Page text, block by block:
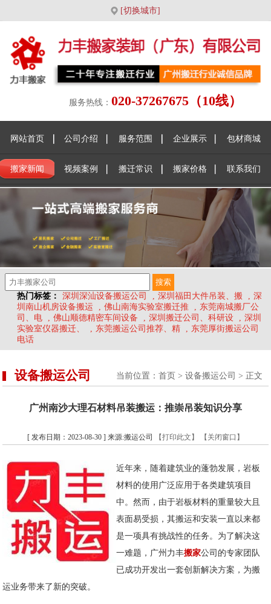
[切换城市]
服务热线： 020-37267675（10线）
网站首页 公司介绍 服务范围 企业展示 包材商城
搬家新闻 视频案例 搬迁常识 搬家价格 联系我们
热门标签： 深圳深汕设备搬运公司 , 深圳福田大件吊装、搬 , 深
圳南山机房设备搬运
, 佛山南海实验室搬迁推 , 东莞南城搬厂公
司、电
, 佛山顺德精密车间设备 , 深圳搬迁公司、科研设 , 深圳
实验室仪器搬迁、
, 东莞搬运公司推荐、精 , 东莞厚街搬运公司
电话
设备搬运公司 当前位置： 首页 > 设备搬运公司 > 正文
广州南沙大理石材料吊装搬运：推崇吊装知识分享
[ 发布日期：2023-08-30 ] 来源:搬运公司 【打印此文】 【关闭窗口】
近年来，随着建筑业的蓬勃发展，岩板
材料的使用广泛应用于各类建筑项目
中。然而，由于岩板材料的重量较大且
表面易受损，其搬运和安装一直以来都
是一项具有挑战性的任务。为了解决这
一难题，广州力丰搬家公司的专家团队
已成功开发出一套创新解决方案，为搬
运业务带来了新的突破。